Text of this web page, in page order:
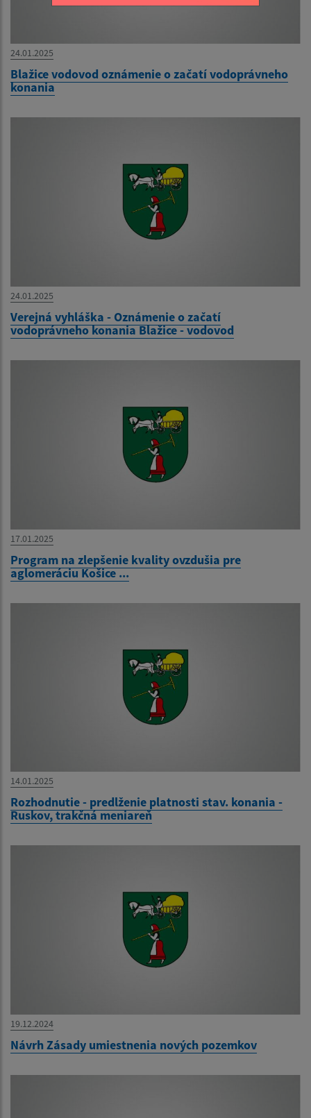
24.01.2025
Blažice vodovod oznámenie o začatí vodoprávneho
konania
24.01.2025
Verejná vyhláška - Oznámenie o začatí
vodoprávneho konania Blažice - vodovod
17.01.2025
Program na zlepšenie kvality ovzdušia pre
aglomeráciu Košice ...
14.01.2025
Rozhodnutie - predlženie platnosti stav. konania -
Ruskov, trakčná meniareň
19.12.2024
Návrh Zásady umiestnenia nových pozemkov